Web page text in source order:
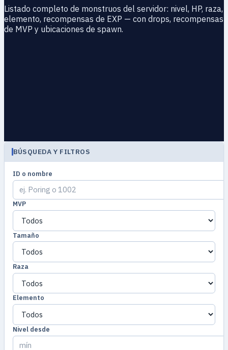
Listado completo de monstruos del servidor: nivel, HP, raza,
elemento, recompensas de EXP — con drops, recompensas
de MVP y ubicaciones de spawn.
BÚSQUEDA Y FILTROS
ID o nombre
MVP
Tamaño
Raza
Elemento
Nivel desde